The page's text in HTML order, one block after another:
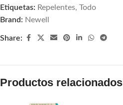
Etiquetas: Repelentes, Todo
Brand: Newell
Share:
Productos relacionados